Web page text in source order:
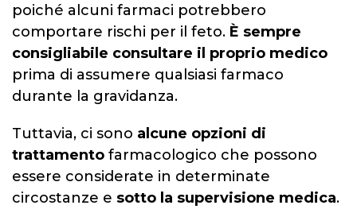
poiché alcuni farmaci potrebbero
comportare rischi per il feto. È sempre
consigliabile consultare il proprio medico
prima di assumere qualsiasi farmaco
durante la gravidanza.
Tuttavia, ci sono alcune opzioni di
trattamento farmacologico che possono
essere considerate in determinate
circostanze e sotto la supervisione medica.